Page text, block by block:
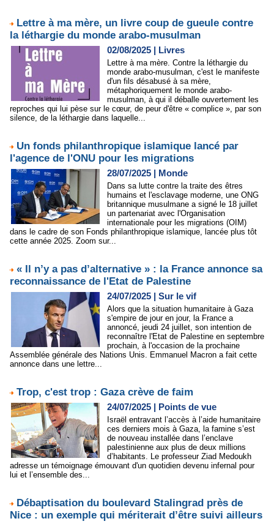
Lettre à ma mère, un livre coup de gueule contre
la léthargie du monde arabo-musulman
02/08/2025 | Livres
Lettre à ma mère. Contre la léthargie du
monde arabo-musulman, c'est le manifeste
d'un fils désabusé à sa mère,
métaphoriquement le monde arabo-
musulman, à qui il déballe ouvertement les
reproches qui lui pèse sur le cœur, de peur d'être « complice », par son
silence, de la léthargie dans laquelle...
Un fonds philanthropique islamique lancé par
l'agence de l'ONU pour les migrations
28/07/2025 | Monde
Dans sa lutte contre la traite des êtres
humains et l'esclavage moderne, une ONG
britannique musulmane a signé le 18 juillet
un partenariat avec l'Organisation
internationale pour les migrations (OIM)
dans le cadre de son Fonds philanthropique islamique, lancée plus tôt
cette année 2025. Zoom sur...
« Il n’y a pas d’alternative » : la France annonce sa
reconnaissance de l'Etat de Palestine
24/07/2025 | Sur le vif
Alors que la situation humanitaire à Gaza
s'empire de jour en jour, la France a
annoncé, jeudi 24 juillet, son intention de
reconnaître l'Etat de Palestine en septembre
prochain, à l'occasion de la prochaine
Assemblée générale des Nations Unis. Emmanuel Macron a fait cette
annonce dans une lettre...
Trop, c'est trop : Gaza crève de faim
24/07/2025 | Points de vue
Israël entravant l’accès à l’aide humanitaire
ces derniers mois à Gaza, la famine s’est
de nouveau installée dans l’enclave
palestinienne aux plus de deux millions
d’habitants. Le professeur Ziad Medoukh
adresse un témoignage émouvant d'un quotidien devenu infernal pour
lui et l’ensemble des...
Débaptisation du boulevard Stalingrad près de
Nice : un exemple qui mériterait d’être suivi ailleurs